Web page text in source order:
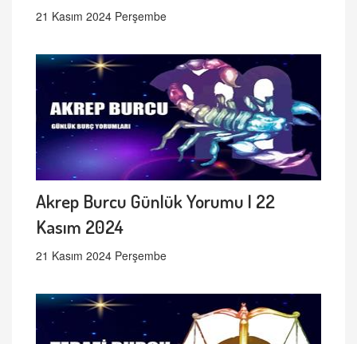
21 Kasım 2024 Perşembe
Akrep Burcu Günlük Yorumu | 22
Kasım 2024
21 Kasım 2024 Perşembe